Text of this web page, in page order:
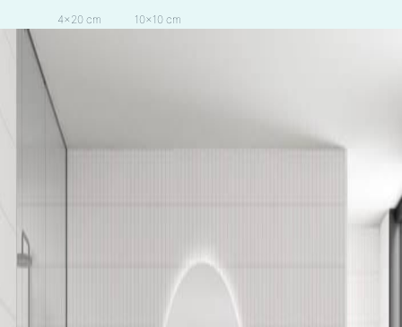
4×20 cm 10×10 cm